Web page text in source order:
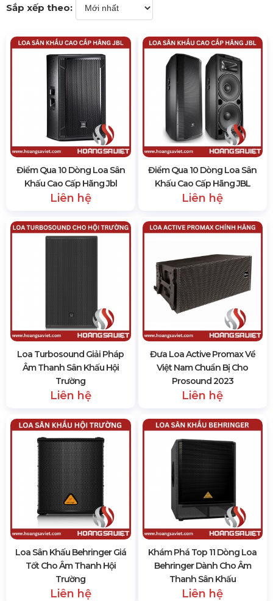
Sắp xếp theo:
Điểm Qua 10 Dòng Loa Sân
Khấu Cao Cấp Hãng Jbl
Liên hệ
Điểm Qua 10 Dòng Loa Sân
Khấu Cao Cấp Hãng JBL
Liên hệ
Loa Turbosound Giải Pháp
Âm Thanh Sân Khấu Hội
Trường
Liên hệ
Đưa Loa Active Promax Về
Việt Nam Chuẩn Bị Cho
Prosound 2023
Liên hệ
Loa Sân Khấu Behringer Giá
Tốt Cho Âm Thanh Hội
Trường
Liên hệ
Khám Phá Top 11 Dòng Loa
Behringer Dành Cho Âm
Thanh Sân Khấu
Liên hệ